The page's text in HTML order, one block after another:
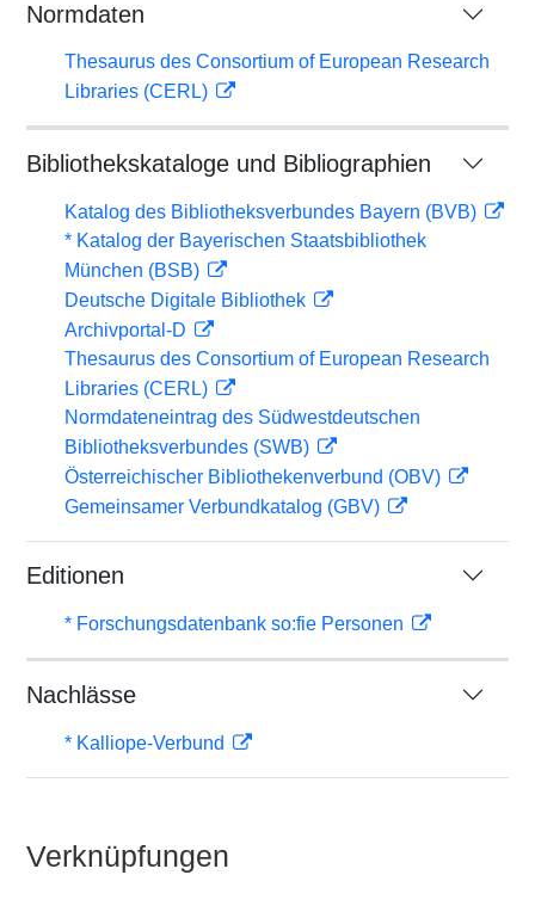
Normdaten
Thesaurus des Consortium of European Research
Libraries (CERL)
Bibliothekskataloge und Bibliographien
Katalog des Bibliotheksverbundes Bayern (BVB)
* Katalog der Bayerischen Staatsbibliothek
München (BSB)
Deutsche Digitale Bibliothek
Archivportal-D
Thesaurus des Consortium of European Research
Libraries (CERL)
Normdateneintrag des Südwestdeutschen
Bibliotheksverbundes (SWB)
Österreichischer Bibliothekenverbund (OBV)
Gemeinsamer Verbundkatalog (GBV)
Editionen
* Forschungsdatenbank so:fie Personen
Nachlässe
* Kalliope-Verbund
Verknüpfungen